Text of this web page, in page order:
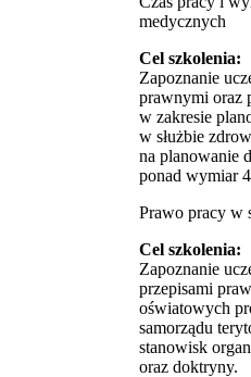
medycznych
Cel szkolenia:
Zapoznanie
prawnymi oraz
w zakresie
w służbie
na planowanie
ponad wymiar
Prawo pracy w
Cel szkolenia:
Zapoznanie
przepisami
oświatowych
samorządu
stanowisk
oraz doktryny.